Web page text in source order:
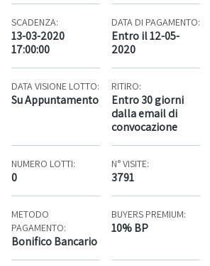
SCADENZA:
13-03-2020
17:00:00
DATA DI PAGAMENTO:
Entro il 12-05-
2020
DATA VISIONE LOTTO:
Su Appuntamento
RITIRO:
Entro 30 giorni
dalla email di
convocazione
NUMERO LOTTI:
0
N° VISITE:
3791
METODO
PAGAMENTO:
Bonifico Bancario
BUYERS PREMIUM:
10% BP